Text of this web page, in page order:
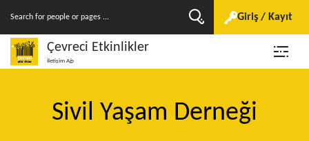
Giriş / Kayıt
Çevreci Etkinlikler
İletişim Ağı
Sivil Yaşam Derneği